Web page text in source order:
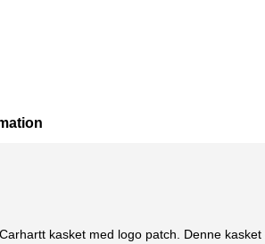
kasket med logo patch. Denne